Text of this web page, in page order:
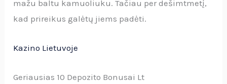
mažu baltu kamuoliuku. Tačiau per dešimtmetį,
kad prireikus galėtų jiems padėti.
Kazino Lietuvoje
Geriausias 10 Depozito Bonusai Lt